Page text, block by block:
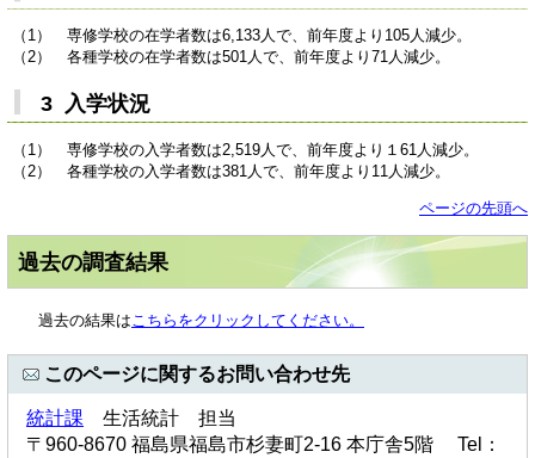
（1） 専修学校の在学者数は6,133人で、前年度より105人減少。
（2） 各種学校の在学者数は501人で、前年度より71人減少。
3 入学状況
（1） 専修学校の入学者数は2,519人で、前年度より１61人減少。
（2） 各種学校の入学者数は381人で、前年度より11人減少。
ページの先頭へ
過去の調査結果
過去の結果は こちらをクリックしてください。
このページに関するお問い合わせ先
統計課 生活統計 担当
〒960-8670 福島県福島市杉妻町2-16 本庁舎5階 Tel：